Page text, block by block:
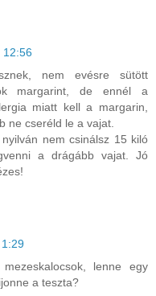
12:56
nem evésre sütött
margarint, de ennél a
miatt kell a margarin,
ne cseréld le a vajat.
nem csinálsz 15 kiló
a drágább vajat. Jó
lenne egy
a teszta?